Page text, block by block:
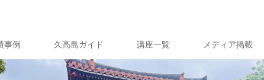
事例 久高島ガイド 講座一覧 メディア掲載